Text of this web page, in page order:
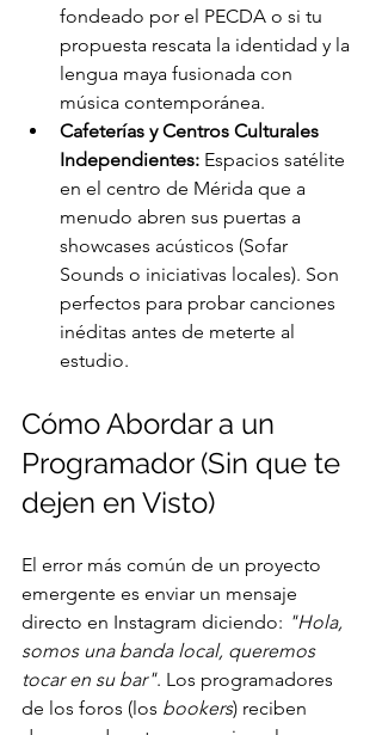
fondeado por el PECDA o si tu
propuesta rescata la identidad y la
lengua maya fusionada con
música contemporánea.
Cafeterías y Centros Culturales
Independientes: Espacios satélite
en el centro de Mérida que a
menudo abren sus puertas a
showcases acústicos (Sofar
Sounds o iniciativas locales). Son
perfectos para probar canciones
inéditas antes de meterte al
estudio.
Cómo Abordar a un
Programador (Sin que te
dejen en Visto)
El error más común de un proyecto
emergente es enviar un mensaje
directo en Instagram diciendo: "Hola,
somos una banda local, queremos
tocar en su bar". Los programadores
de los foros (los bookers) reciben